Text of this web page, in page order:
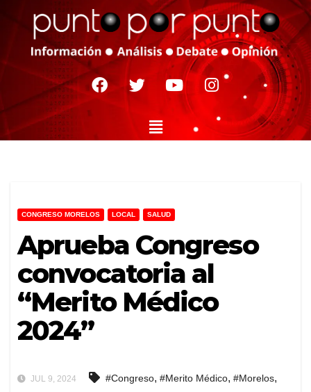
CONGRESO MORELOS LOCAL SALUD
Aprueba Congreso
convocatoria al
“Merito Médico
2024”
JUL 9, 2024 #Congreso, #Merito Médico, #Morelos,